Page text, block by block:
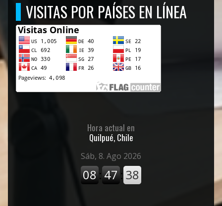
VISITAS POR PAÍSES EN LÍNEA
Hora actual en
Quilpué, Chile